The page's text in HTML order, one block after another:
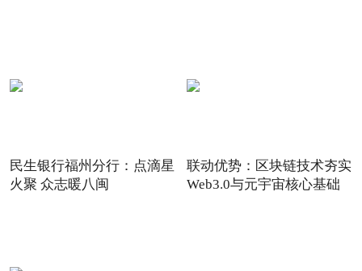
民生银行福州分行：点滴星
火聚 众志暖八闽
联动优势：区块链技术夯实
Web3.0与元宇宙核心基础